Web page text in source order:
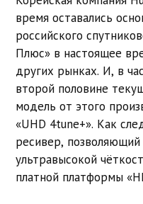
время оставались
российского
Плюс» в настоящее
других рынках. И, в
второй половине
модель от этого
«UHD 4tune+». Как
ресивер,
ультравысокой
платной платформы